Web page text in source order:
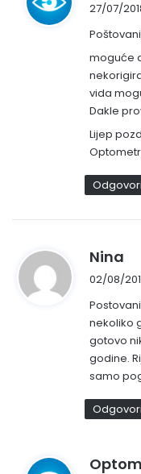
27/07/
moguće
vida
Dakle
Lijep
Odgovori
Nina
a
i
s
a
o
:
02/08/
nekoliko
gotovo
godine.
samo
Odgovori